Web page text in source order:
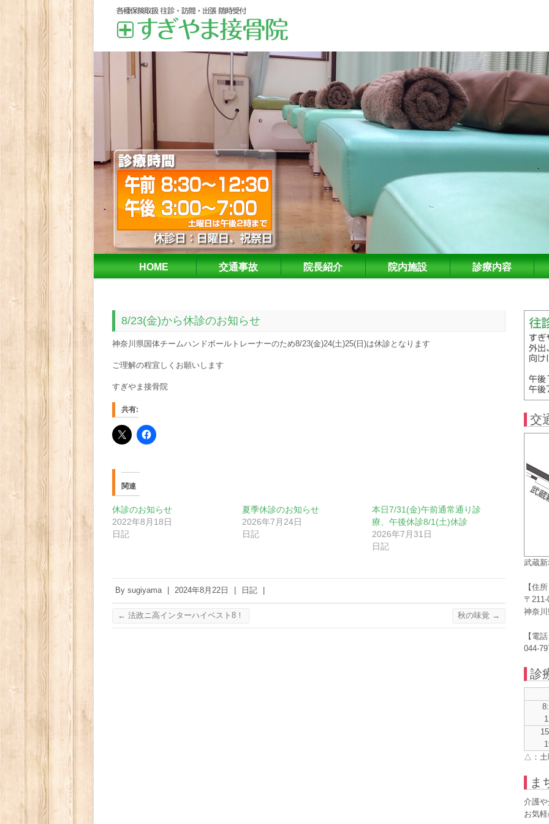
HOME 交通事故 院長紹介 院内施設 診療内容
8/23(金)から休診のお知らせ
神奈川県国体チームハンドボールトレーナーのため8/23(金)24(土)25(日)は休診となります
ご理解の程宜しくお願いします
すぎやま接骨院
共有:
関連
休診のお知らせ
2022年8月18日
日記
夏季休診のお知らせ
2026年7月24日
日記
本日7/31(金)午前通常通り診
療、午後休診8/1(土)休診
2026年7月31日
日記
By sugiyama 2024年8月22日 日記
← 法政ニ高インターハイベスト8！ 秋の味覚 →
交
武蔵
【住
〒211-
神奈
【電
044-
診
△：土
ま
介護
お気